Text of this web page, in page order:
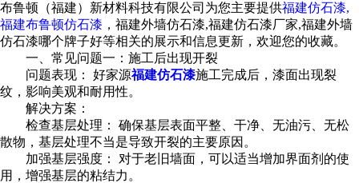
布鲁顿（福建）新材料科技有限公司为您主要提供福建仿石漆,
福建布鲁顿仿石漆 ，福建外墙仿石漆,福建仿石漆厂家,福建外墙
仿石漆哪个牌子好等相关的展示和信息更新，欢迎您的收藏。
一、常见问题一：施工后出现开裂
问题表现： 好家源福建仿石漆施工完成后，漆面出现裂
纹，影响美观和耐用性。
解决方案：
检查基层处理： 确保基层表面平整、干净、无油污、无松
散物，基层处理不当是导致开裂的主要原因。
加强基层强度： 对于老旧墙面，可以适当增加界面剂的使
用，增强基层的粘结力。